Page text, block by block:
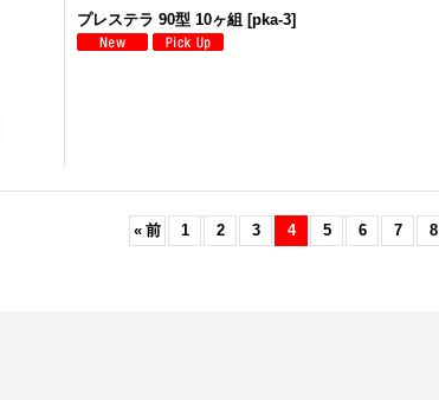
プレステラ 90型 10ヶ組 [pka-3]
« 前 1 2 3 4 5 6 7 8